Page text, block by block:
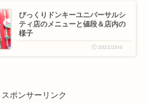
びっくりドンキーユニバーサルシ
ティ店のメニューと値段＆店内の
様子
2021/10/4
スポンサーリンク